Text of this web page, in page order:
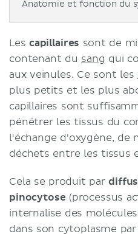
Anatomie et fonction du
Les capillaires sont de
contenant du sang qui
aux veinules. Ce sont les
plus petits et les plus
capillaires sont
pénétrer les tissus du
l'échange d'oxygène, de
déchets entre les tissus
Cela se produit par
pinocytose (processus
internalise des
dans son cytoplasme